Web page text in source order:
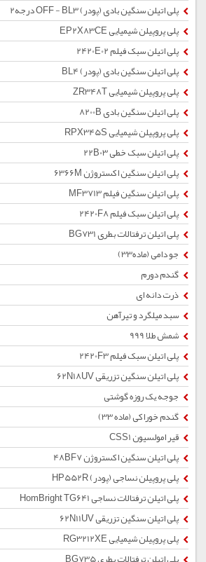
پلی اتیلن سنگین بادی (پودر) OFF - BL3 درجه2
پلی پروپیلن شیمیایی EP2X83CE
پلی اتیلن سبک فیلم 2420E02
پلی اتیلن سنگین بادی (پودر) BL4
پلی پروپیلن شیمیایی ZR348T
پلی اتیلن سنگین بادی 8200B
پلی پروپیلن شیمیایی RPX345S
پلی اتیلن سبک خطی 22B03
پلی اتیلن سنگین اکستروژن 6366M
پلی اتیلن سنگین فیلم MF3713
پلی اتیلن سبک فیلم 2420F8
پلی اتیلن ترفتالات بطری BG731
جو دامی (ماده33)
گندم دورم
ذرت دانه ای
سبد میلگرد و تیرآهن
شمش طلا 999
پلی اتیلن سبک فیلم 2420F3
پلی اتیلن سنگین تزریقی 62N18UV
جوجه یک روزه گوشتی
گندم خوراکی (ماده 33)
قیر امولسیون CSS1
پلی اتیلن سنگین اکستروژن 48BF7
پلی پروپیلن نساجی (پودر) HP552R
پلی اتیلن ترفتالات نساجی HomBright TG641
پلی اتیلن سنگین تزریقی 62N11UV
پلی پروپیلن شیمیایی RG3212XE